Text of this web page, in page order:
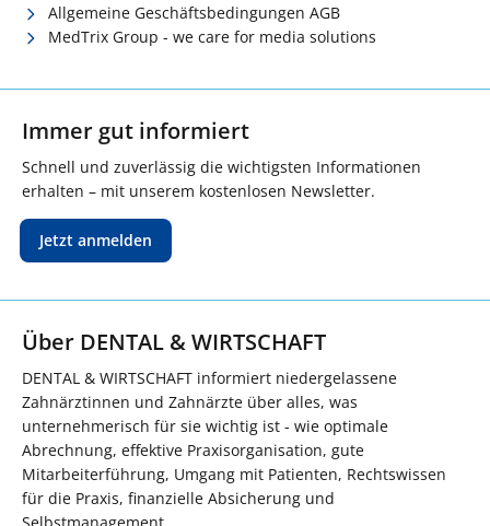
Allgemeine Geschäftsbedingungen AGB
MedTrix Group - we care for media solutions
Immer gut informiert
Schnell und zuverlässig die wichtigsten Informationen
erhalten – mit unserem kostenlosen Newsletter.
Jetzt anmelden
Über DENTAL & WIRTSCHAFT
DENTAL & WIRTSCHAFT informiert niedergelassene
Zahnärztinnen und Zahnärzte über alles, was
unternehmerisch für sie wichtig ist - wie optimale
Abrechnung, effektive Praxisorganisation, gute
Mitarbeiterführung, Umgang mit Patienten, Rechtswissen
für die Praxis, finanzielle Absicherung und
Selbstmanagement.